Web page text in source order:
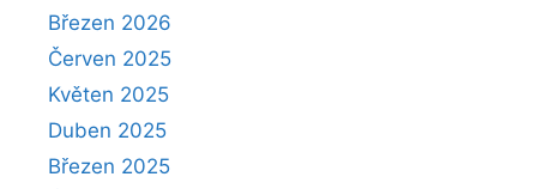
Březen 2026
Červen 2025
Květen 2025
Duben 2025
Březen 2025